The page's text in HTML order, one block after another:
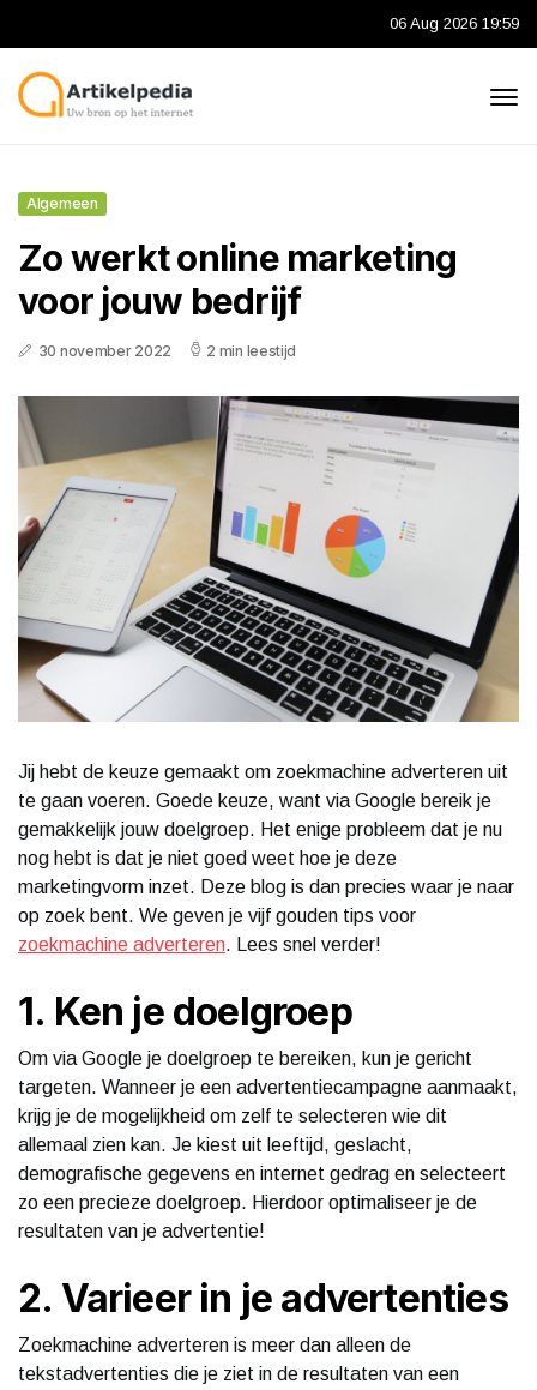
06 Aug 2026 19:59
Algemeen
Zo werkt online marketing
voor jouw bedrijf
30 november 2022 2 min leestijd
Jij hebt de keuze gemaakt om zoekmachine adverteren uit
te gaan voeren. Goede keuze, want via Google bereik je
gemakkelijk jouw doelgroep. Het enige probleem dat je nu
nog hebt is dat je niet goed weet hoe je deze
marketingvorm inzet. Deze blog is dan precies waar je naar
op zoek bent. We geven je vijf gouden tips voor
zoekmachine adverteren. Lees snel verder!
1. Ken je doelgroep
Om via Google je doelgroep te bereiken, kun je gericht
targeten. Wanneer je een advertentiecampagne aanmaakt,
krijg je de mogelijkheid om zelf te selecteren wie dit
allemaal zien kan. Je kiest uit leeftijd, geslacht,
demografische gegevens en internet gedrag en selecteert
zo een precieze doelgroep. Hierdoor optimaliseer je de
resultaten van je advertentie!
2. Varieer in je advertenties
Zoekmachine adverteren is meer dan alleen de
tekstadvertenties die je ziet in de resultaten van een